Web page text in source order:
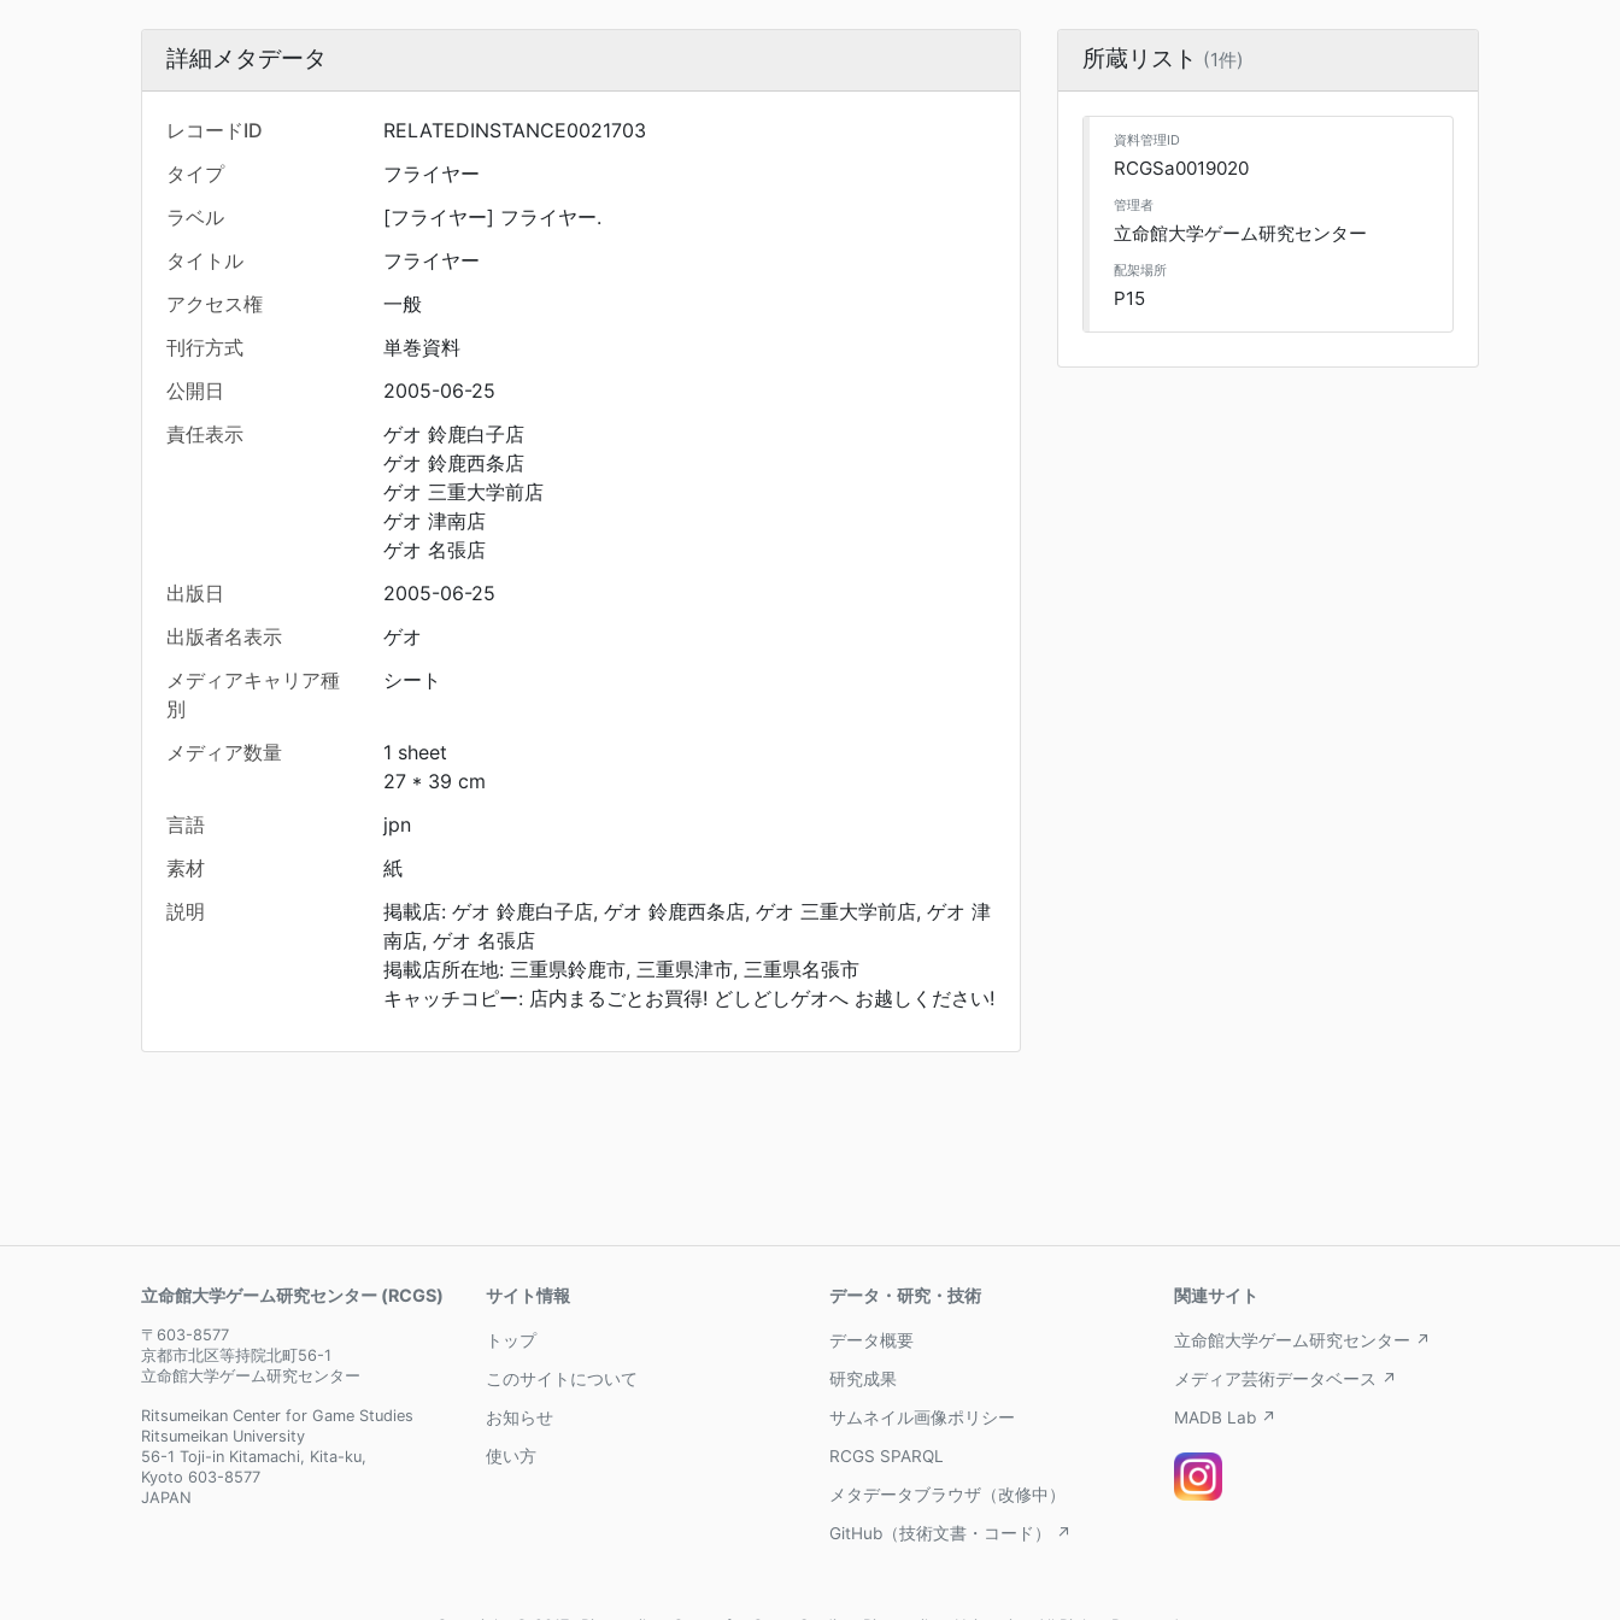
詳細メタデータ
レコードID
RELATEDINSTANCE0021703
タイプ
フライヤー
ラベル
[フライヤー] フライヤー.
タイトル
フライヤー
アクセス権
一般
刊行方式
単巻資料
公開日
2005-06-25
責任表示
ゲオ 鈴鹿白子店
ゲオ 鈴鹿西条店
ゲオ 三重大学前店
ゲオ 津南店
ゲオ 名張店
出版日
2005-06-25
出版者名表示
ゲオ
メディアキャリア種
別
シート
メディア数量
1 sheet
27 * 39 cm
言語
jpn
素材
紙
説明
掲載店: ゲオ 鈴鹿白子店, ゲオ 鈴鹿西条店, ゲオ 三重大学前店, ゲオ 津
南店, ゲオ 名張店
掲載店所在地: 三重県鈴鹿市, 三重県津市, 三重県名張市
キャッチコピー: 店内まるごとお買得! どしどしゲオへ お越しください!
所蔵リスト (1件)
資料管理ID
RCGSa0019020
管理者
立命館大学ゲーム研究センター
配架場所
P15
立命館大学ゲーム研究センター (RCGS)
〒603-8577
京都市北区等持院北町56-1
立命館大学ゲーム研究センター
Ritsumeikan Center for Game Studies
Ritsumeikan University
56-1 Toji-in Kitamachi, Kita-ku,
Kyoto 603-8577
JAPAN
サイト情報
トップ
このサイトについて
お知らせ
使い方
データ・研究・技術
データ概要
研究成果
サムネイル画像ポリシー
RCGS SPARQL
メタデータブラウザ（改修中）
GitHub（技術文書・コード） ↗
関連サイト
立命館大学ゲーム研究センター ↗
メディア芸術データベース ↗
MADB Lab ↗